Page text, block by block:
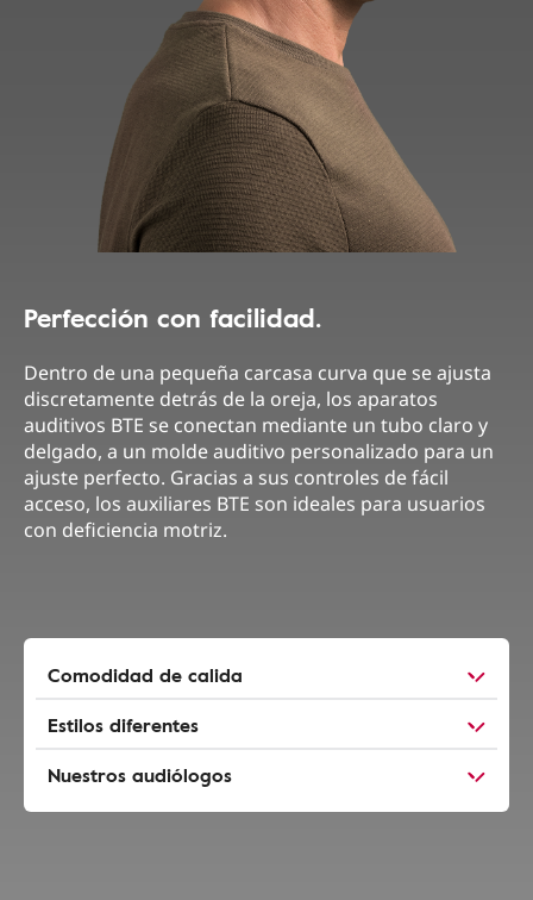
Perfección con facilidad.
Dentro de una pequeña carcasa curva que se ajusta
discretamente detrás de la oreja, los aparatos
auditivos BTE se conectan mediante un tubo claro y
delgado, a un molde auditivo personalizado para un
ajuste perfecto. Gracias a sus controles de fácil
acceso, los auxiliares BTE son ideales para usuarios
con deficiencia motriz.
Comodidad de calida
Estilos diferentes
Nuestros audiólogos